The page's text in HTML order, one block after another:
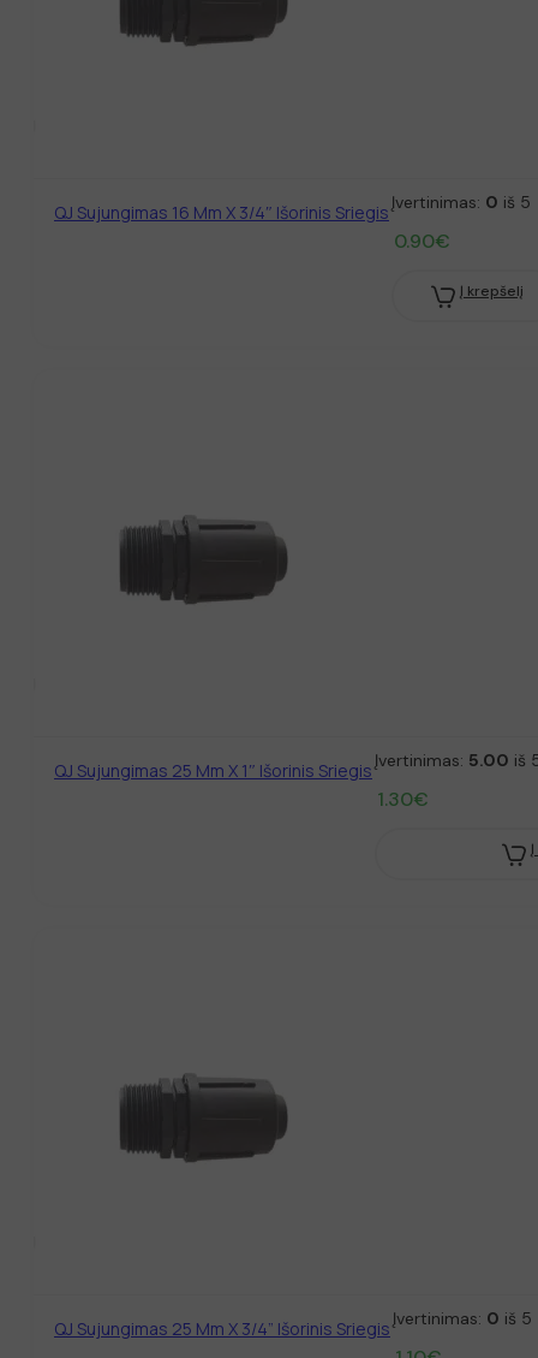
QJ Sujungimas 16 Mm X 3/4″ Išorinis Sriegis Įvertinimas: 0 iš 5
0.90€
Į krepšelį
QJ Sujungimas 25 Mm X 1″ Išorinis Sriegis Įvertinimas: 5.00 iš
1.30€
QJ Sujungimas 25 Mm X 3/4” Išorinis Sriegis Įvertinimas: 0 iš 5